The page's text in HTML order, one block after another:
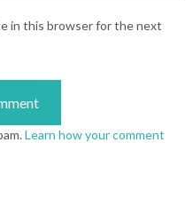
in this browser for the next
Learn how your comment